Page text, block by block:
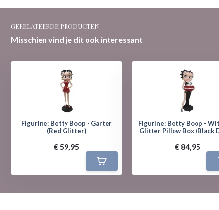
GERELATEERDE PRODUCTEN
Misschien vind je dit ook interessant
Figurine: Betty Boop - Garter
(Red Glitter)
€ 59,95
Figurine: Betty Boop -
Glitter Pillow Box (Black
€ 84,95